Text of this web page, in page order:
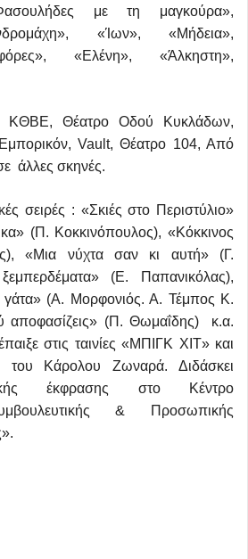
με τη μαγκούρα»,
«Ίων», «Μήδεια»,
«Ελένη», «Άλκηστη»,
ΚΘΒΕ, Θέατρο Οδού Κυκλάδων,
Vault, Θέατρο 104, Από
άλλες σκηνές.
σειρές : «Σκιές στο Περιστύλιο»
(Π. Κοκκινόπουλος), «Κόκκινος
«Μια νύχτα σαν κι αυτή» (Γ.
(Ε. Παπανικόλας),
(Α. Μορφονιός. Α. Τέμπος Κ.
(Π. Θωμαΐδης) κ.α.
στις ταινίες «ΜΠΙΓΚ ΧΙΤ» και
Κάρολου Ζωναρά. Διδάσκει
έκφρασης στο Κέντρο
& Προσωπικής